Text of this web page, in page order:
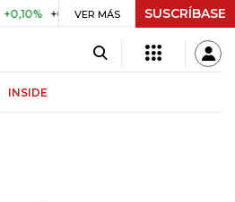
+0,98% UVR $ 416,86 +$ 0,05
VER MÁS SUSCRÍBASE
INSIDE